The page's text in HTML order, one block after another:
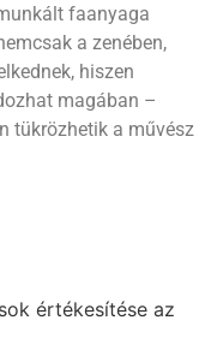
faanyaga
a zenében,
hiszen
magában –
tükrözhetik a művész
értékesítése az